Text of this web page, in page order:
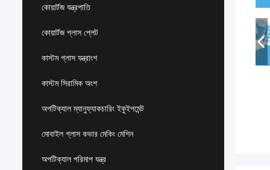
কোয়ার্টজ যন্ত্রপাতি
কোয়ার্টজ গ্লাস প্লেট
কাস্টম গ্লাস যন্ত্রাংশ
কাস্টম সিরামিক অংশ
অপটিক্যাল ম্যানুফ্যাকচারিং ইকুইপমেন্ট
মোবাইল গ্লাস কভার মেকিং মেশিন
অপটিক্যাল পরিমাপ যন্ত্র